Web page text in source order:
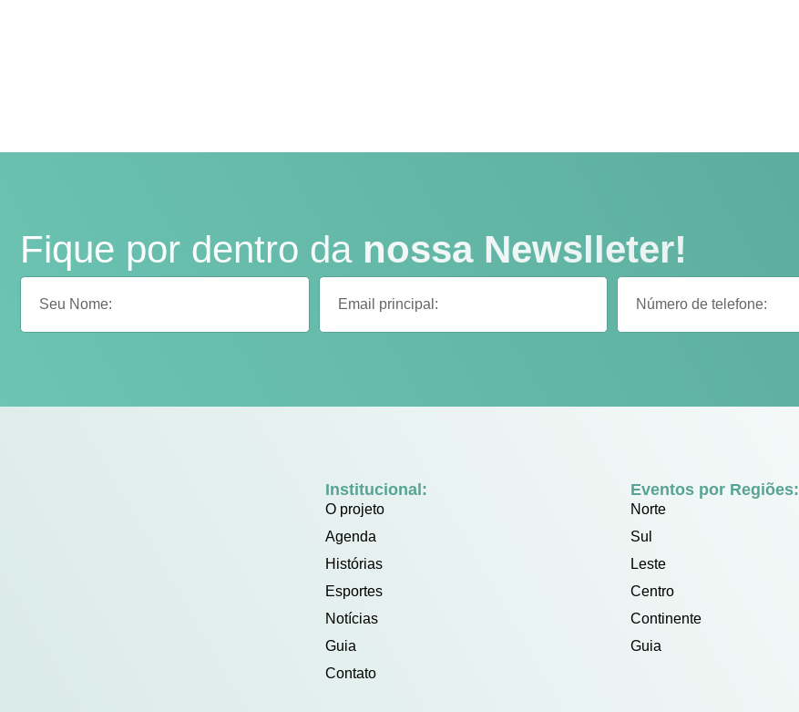
Fique por dentro da nossa Newslleter!
Institucional:
O projeto
Agenda
Histórias
Esportes
Notícias
Guia
Contato
Eventos por Regiões:
Norte
Sul
Leste
Centro
Continente
Guia